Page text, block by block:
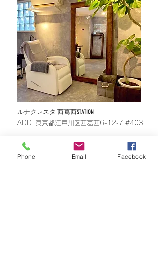
​ルナクレスタ 西葛西STATION
​ADD 東京都江戸川区西葛西6-12-7 #403
Phone Email Facebook